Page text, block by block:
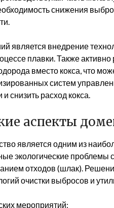
снижения
является внедрение
плавки. Также
вместо кокса, что
систем
снизить расход кокса.
аспекты
является одним из
экологические проблемы
отходов (шлак).
очистки выбросов и
мероприятий: